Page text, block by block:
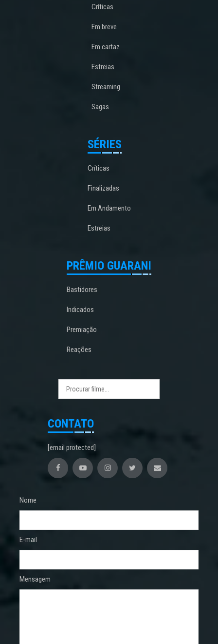
Críticas
Em breve
Em cartaz
Estreias
Streaming
Sagas
SÉRIES
Críticas
Finalizadas
Em Andamento
Estreias
PRÊMIO GUARANI
Bastidores
Indicados
Premiação
Reações
CONTATO
[email protected]
Nome
E-mail
Mensagem